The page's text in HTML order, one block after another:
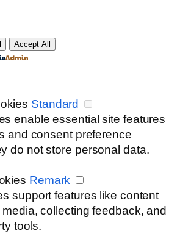
Accept All
Standard
enable essential site features
and consent preference
do not store personal data.
Remark
support features like content
collecting feedback, and
tools.